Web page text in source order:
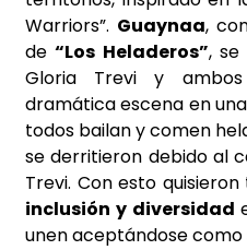
Warriors”. Guaynaa,
de“Los Heladeros”, se
Gloria Trevi y
dramática escena en
todos bailan y comen
se derritieron debido al
Trevi. Con esto
inclusión y diversidad
unen aceptándose como